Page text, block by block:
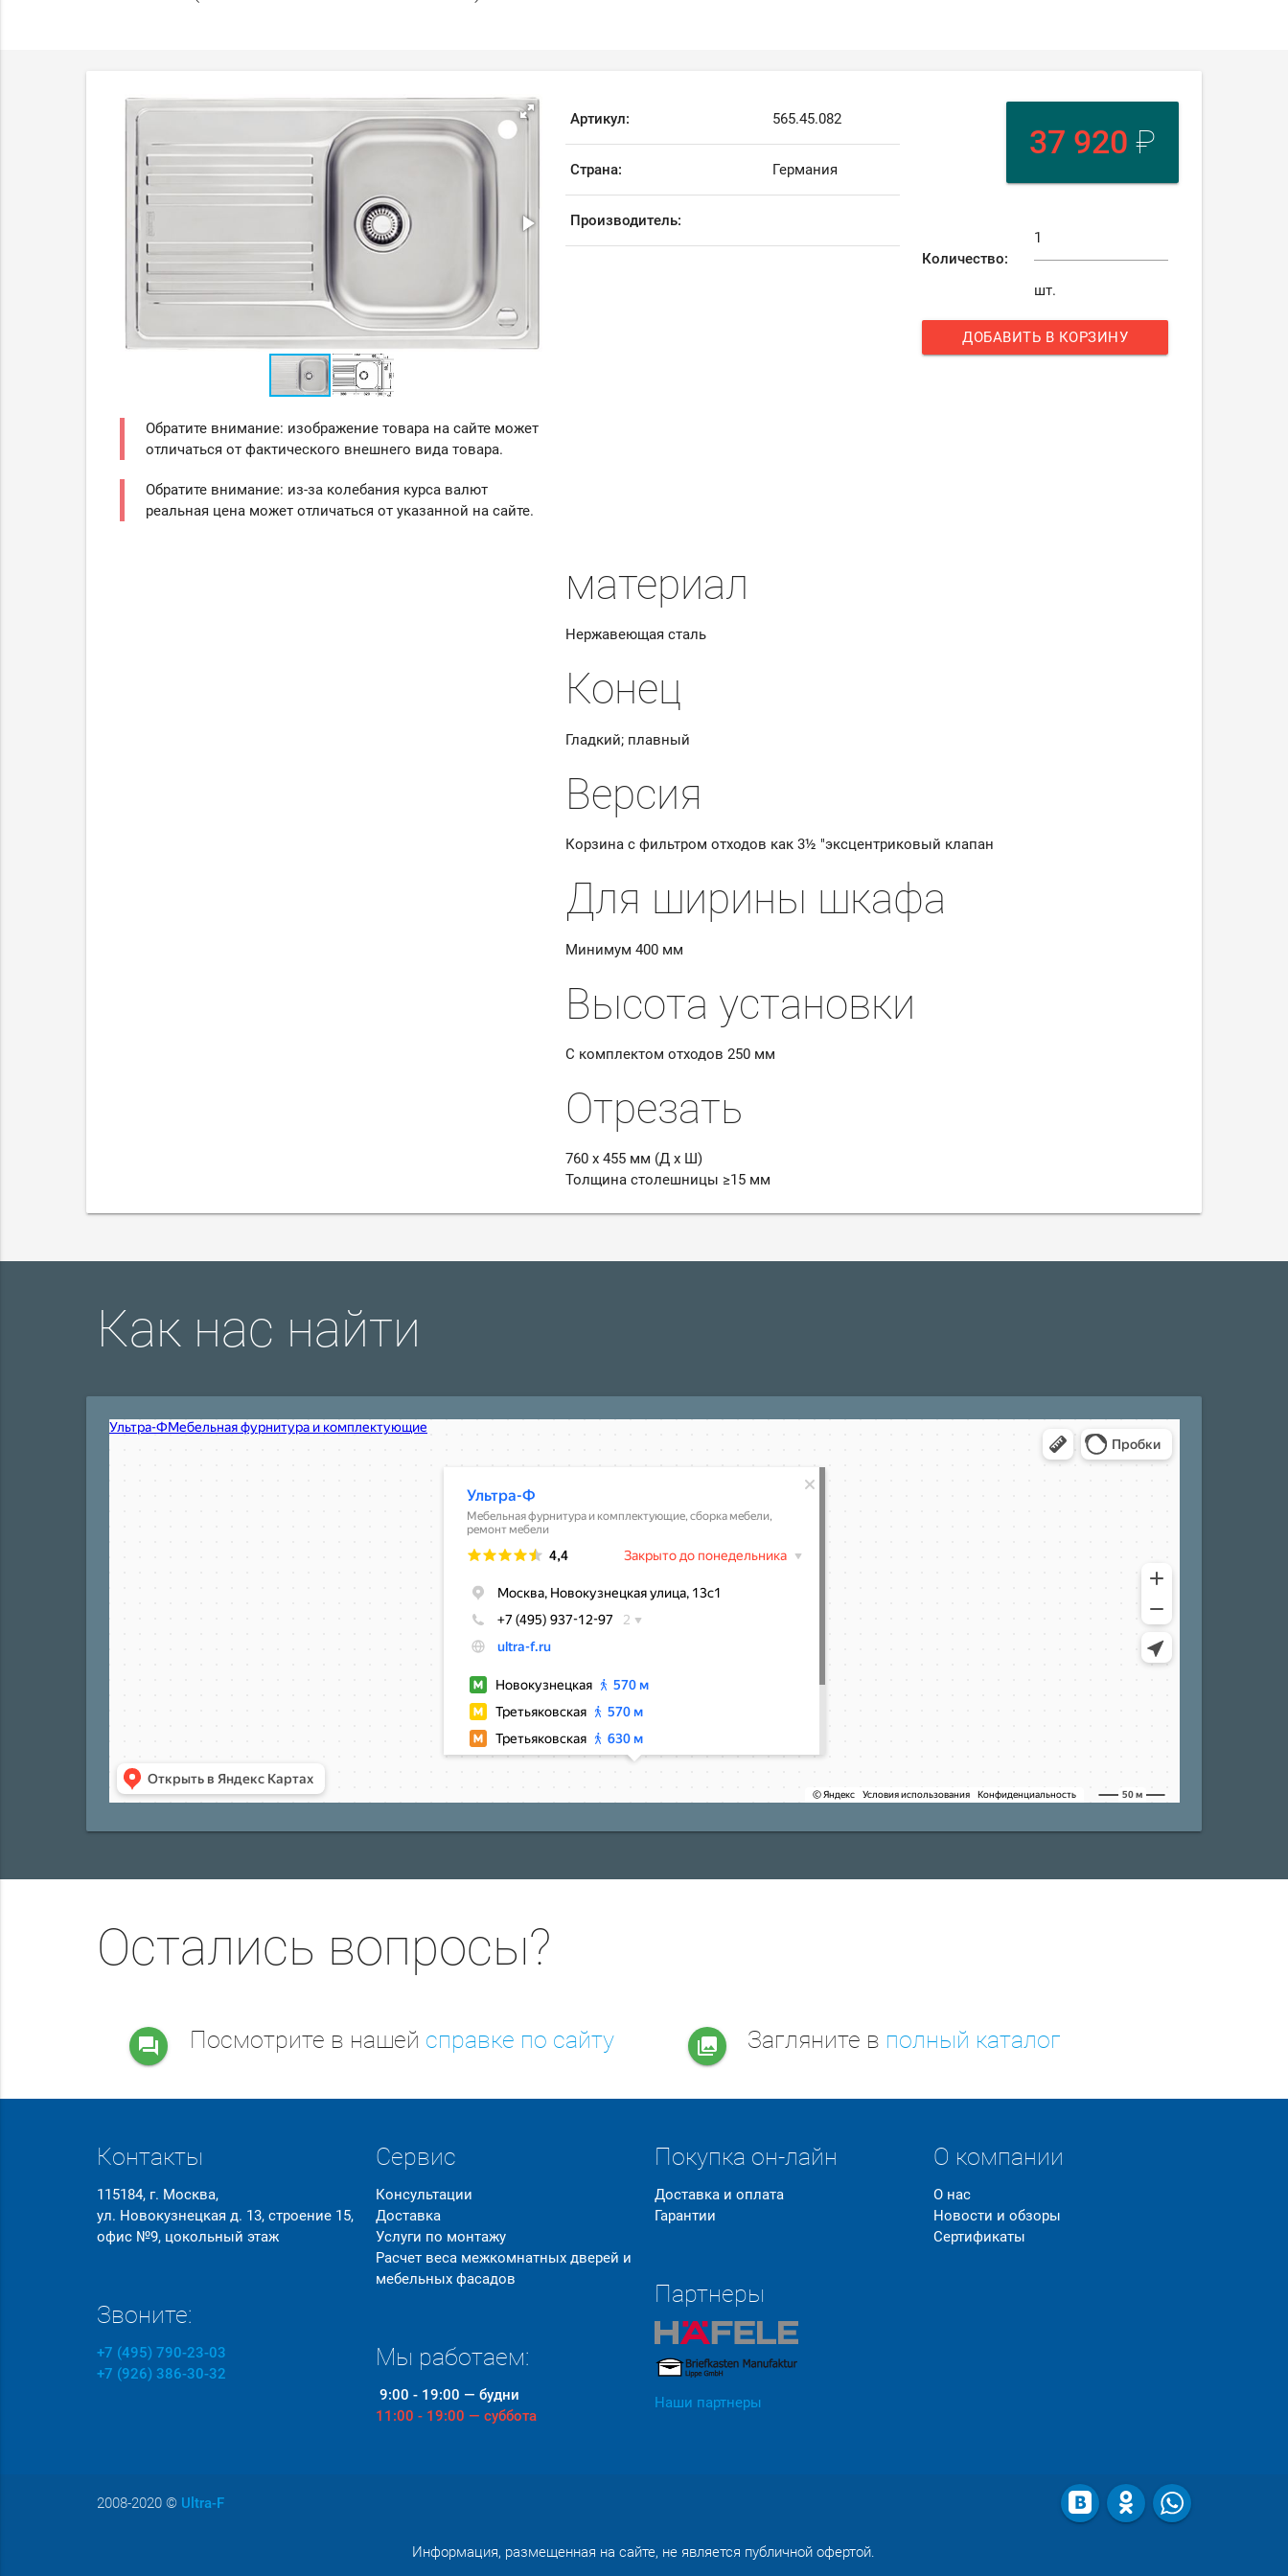
Обратите внимание: изображение товара на сайте может
отличаться от фактического внешнего вида товара.
Обратите внимание: из-за колебания курса валют
реальная цена может отличаться от указанной на сайте.
Артикул: 565.45.082
Страна: Германия
Производитель:
37 920 ₽
Количество:
шт.
ДОБАВИТЬ В КОРЗИНУ
материал
Нержавеющая сталь
Конец
Гладкий; плавный
Версия
Корзина с фильтром отходов как 3½ "эксцентриковый клапан
Для ширины шкафа
Минимум400 мм
Высота установки
С комплектом отходов 250 мм
Отрезать
760 х 455 мм (Д х Ш)
Толщина столешницы ≥15 мм
Как нас найти
Остались вопросы?
question_answer Посмотрите в нашей справке по сайту collections Загляните в полный каталог
Контакты
115184, г. Москва,
ул. Новокузнецкая д. 13, строение 15,
офис №9, цокольный этаж
Звоните:
+7 (495) 790-23-03
+7 (926) 386-30-32
Сервис
Консультации
Доставка
Услуги по монтажу
Расчет веса межкомнатных дверей и
мебельных фасадов
Мы работаем:
9:00 - 19:00 — будни
11:00 - 19:00 — суббота
Покупка он-лайн
Доставка и оплата
Гарантии
Партнеры
Наши партнеры
О компании
О нас
Новости и обзоры
Сертификаты
2008-2020© Ultra-F
Информация, размещенная на сайте, не является публичной офертой.